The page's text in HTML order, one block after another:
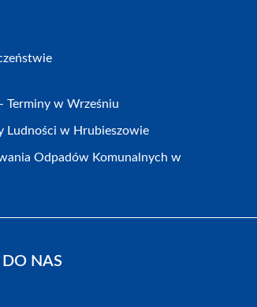
Terminy w Wrześniu
Ludności w Hrubieszowie
Odpadów Komunalnych w
NAS